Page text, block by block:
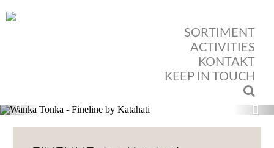
SORTIMENT
ACTIVITIES
KONTAKT
KEEP IN TOUCH
Previous